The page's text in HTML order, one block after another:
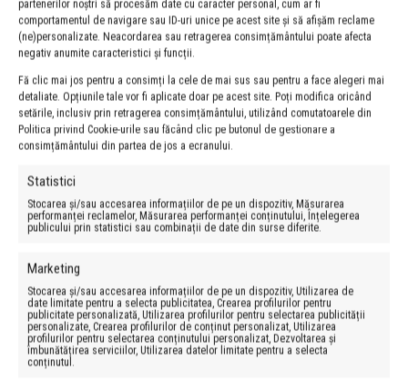
partenerilor noștri să procesăm date cu caracter personal, cum ar fi
comportamentul de navigare sau ID-uri unice pe acest site și să afișăm reclame
(ne)personalizate. Neacordarea sau retragerea consimțământului poate afecta
negativ anumite caracteristici și funcții.
Fă clic mai jos pentru a consimți la cele de mai sus sau pentru a face alegeri mai
detaliate. Opțiunile tale vor fi aplicate doar pe acest site. Poți modifica oricând
setările, inclusiv prin retragerea consimțământului, utilizând comutatoarele din
Politica privind Cookie-urile sau făcând clic pe butonul de gestionare a
consimțământului din partea de jos a ecranului.
Statistici
Stocarea și/sau accesarea informațiilor de pe un dispozitiv, Măsurarea
performanței reclamelor, Măsurarea performanței conținutului, Înțelegerea
publicului prin statistici sau combinații de date din surse diferite.
Marketing
Stocarea și/sau accesarea informațiilor de pe un dispozitiv, Utilizarea de
date limitate pentru a selecta publicitatea, Crearea profilurilor pentru
publicitate personalizată, Utilizarea profilurilor pentru selectarea publicității
personalizate, Crearea profilurilor de conținut personalizat, Utilizarea
profilurilor pentru selectarea conținutului personalizat, Dezvoltarea și
îmbunătățirea serviciilor, Utilizarea datelor limitate pentru a selecta
conținutul.
Trainer